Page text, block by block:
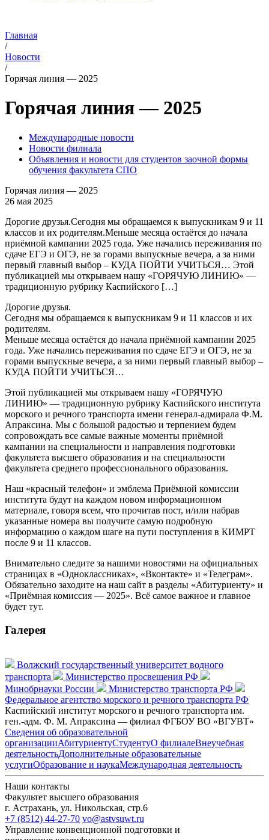
Главная
/
Новости
/
Горячая линия — 2025
Горячая линия — 2025
Международные новости
Новости филиала
Объявления и новости для студентов заочной формы
обучения факультета СПО
Горячая линия — 2025
26 мая 2025
Дорогие друзья.Сегодня мы обращаемся к выпускникам 9 и 11
классов и их родителям.Меньше месяца остаётся до начала
приёмной кампании 2025 года. Уже начались переживания по
сдаче ЕГЭ и ОГЭ, не за горами выпускные вечера, а за ними
первый главный выбор – КУДА ПОЙТИ УЧИТЬСЯ… Этой
публикацией мы открываем нашу «ГОРЯЧУЮ ЛИНИЮ» —
традиционную рубрику Каспийского […]
Дорогие друзья.
Сегодня мы обращаемся к выпускникам 9 и 11 классов и их
родителям.
Меньше месяца остаётся до начала приёмной кампании 2025
года. Уже начались переживания по сдаче ЕГЭ и ОГЭ, не за
горами выпускные вечера, а за ними первый главный выбор –
КУДА ПОЙТИ УЧИТЬСЯ…
Этой публикацией мы открываем нашу «ГОРЯЧУЮ
ЛИНИЮ» — традиционную рубрику Каспийского института
морского и речного транспорта имени генерал-адмирала Ф.М.
Апраксина. Мы с большой радостью и терпением будем
сопровождать все самые важные моменты приёмной
кампании на специальности и направления подготовки
факультета высшего образования и на специальности
факультета среднего профессионального образования.
Наш «красный телефон» и эмблема Приёмной комиссии
института будут на каждом новом информационном
материале, говоря всем, что прочитав пост, и/или набрав
указанные номера вы получите самую подробную
информацию о каждом шаге на пути поступления в КИМРТ
после 9 и 11 классов.
Внимательно следите за нашими новостями на официальных
страницах в «Одноклассниках», «Вконтакте» и «Телеграм».
Обязательно заходите на наш сайт в разделы «Абитуриенту» и
«Приёмная комиссия — 2025». Всё самое важное и главное
будет тут.
Галерея
Волжский государственный университет водного
транспорта
Министерство просвещения РФ
Минобрнауки России
Министерство транспорта РФ
Федеральное агентство морского и речного транспорта РФ
Каспийский институт морского и речного транспорта им.
ген.-адм. Ф. М. Апраксина — филиал ФГБОУ ВО «ВГУВТ»
Сведения об образовательной
организацииАбитуриентуСтудентуО филиалеВнеучебная
деятельностьДополнительные образовательные
услугиОбразование и наукаМеждународная деятельность
Наши контакты
Факультет высшего образования
г. Астрахань, ул. Никольская, стр.6
+7 (8512) 44-27-70 vo@astvsuwt.ru
Управление конвенционной подготовки и